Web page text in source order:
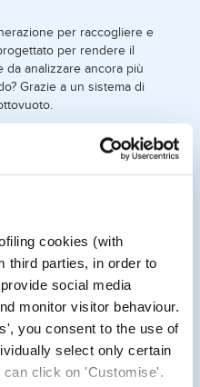
cookies (with
third parties, in order to
social media
monitor visitor behaviour.
you consent to the use of
select only certain
click on 'Customise'.
per raccogliere e
per rendere il
da analizzare ancora più
Grazie a un sistema di
TE?